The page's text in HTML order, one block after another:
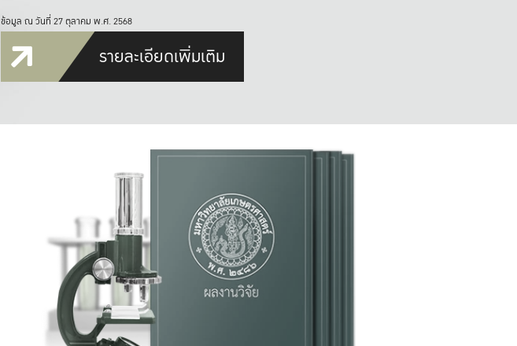
ข้อมูล ณ วันที่ 27 ตุลาคม พ.ศ. 2568
รายละเอียดเพิ่มเติม